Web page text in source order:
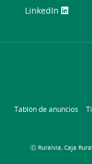
LinkedIn
Tablón de anuncios
Ⓒ Ruralvía, Caja